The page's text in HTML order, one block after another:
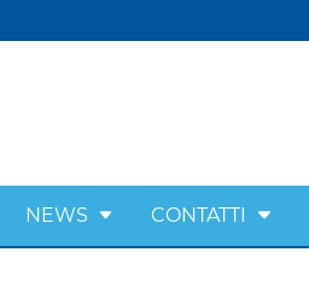
NEWS CONTATTI